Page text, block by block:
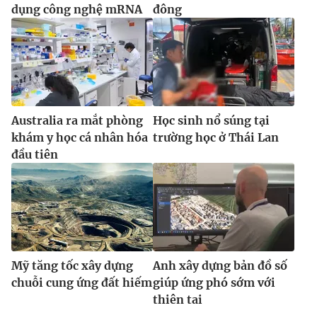
® Cấm sao chép dưới mọi hình thức nếu không có sự chấp
thuận bằng văn bản. Ghi rõ nguồn VTV.vn khi phát hành lại
thông tin từ website này.
dụng công nghệ mRNA
đông
Australia ra mắt phòng
khám y học cá nhân hóa
đầu tiên
Học sinh nổ súng tại
trường học ở Thái Lan
Mỹ tăng tốc xây dựng
chuỗi cung ứng đất hiếm
Anh xây dựng bản đồ số
giúp ứng phó sớm với
thiên tai